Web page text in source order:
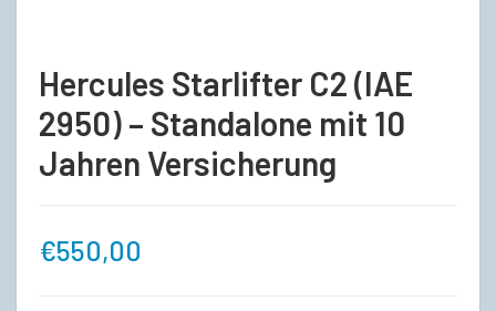
Hercules Starlifter C2 (IAE
2950) – Standalone mit 10
Jahren Versicherung
€550,00